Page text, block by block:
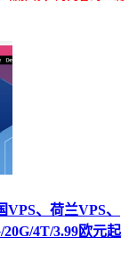
、荷兰VPS、
4T/3.99欧元起